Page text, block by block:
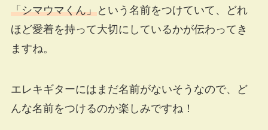
「シマウマくん」という名前をつけていて、どれ
ほど愛着を持って大切にしているかが伝わってき
ますね。
エレキギターにはまだ名前がないそうなので、ど
んな名前をつけるのか楽しみですね！